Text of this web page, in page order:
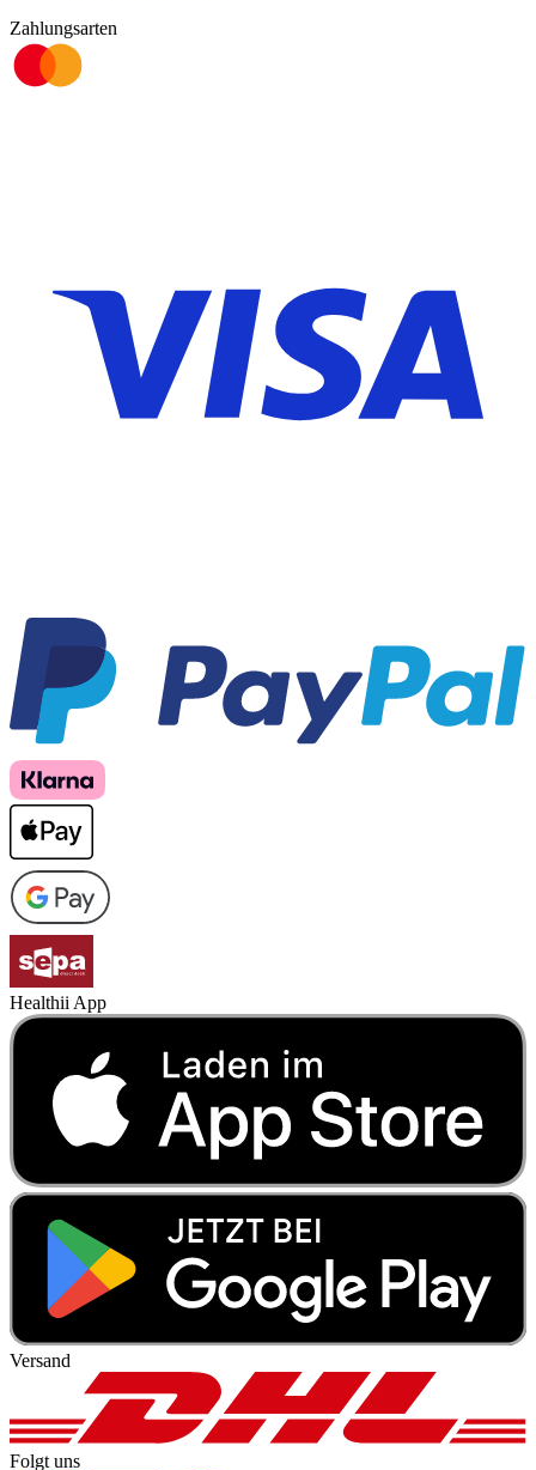
Zahlungsarten
Healthii App
Versand
Folgt uns